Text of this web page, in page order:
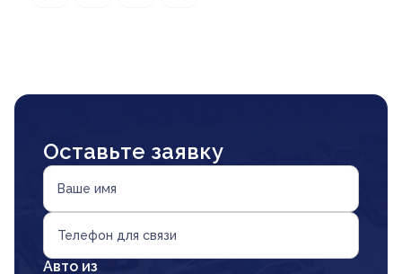
Оставьте заявку
Ваше имя
Телефон для связи
Авто из